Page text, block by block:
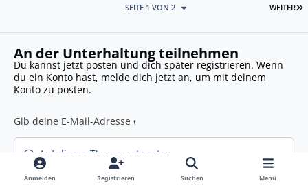
WEITER
SEITE 1 VON 2
An der Unterhaltung teilnehmen
Du kannst jetzt posten und dich später registrieren. Wenn
du ein Konto hast, melde dich jetzt an, um mit deinem
Konto zu posten.
Auf dieses Thema antworten...
Anmelden Registrieren Suchen Menü